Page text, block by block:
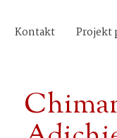
Kontakt Projekt